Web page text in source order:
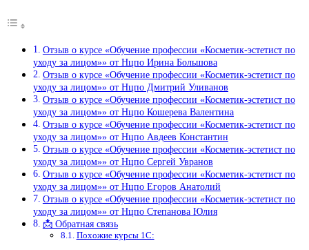
Отзыв о курсе «Обучение профессии «Косметик-эстетист по
уходу за лицом»» от Нцпо Ирина Большова
Отзыв о курсе «Обучение профессии «Косметик-эстетист по
уходу за лицом»» от Нцпо Дмитрий Уливанов
Отзыв о курсе «Обучение профессии «Косметик-эстетист по
уходу за лицом»» от Нцпо Кошерева Валентина
Отзыв о курсе «Обучение профессии «Косметик-эстетист по
уходу за лицом»» от Нцпо Авдеев Константин
Отзыв о курсе «Обучение профессии «Косметик-эстетист по
уходу за лицом»» от Нцпо Сергей Увранов
Отзыв о курсе «Обучение профессии «Косметик-эстетист по
уходу за лицом»» от Нцпо Егоров Анатолий
Отзыв о курсе «Обучение профессии «Косметик-эстетист по
уходу за лицом»» от Нцпо Степанова Юлия
📩 Обратная связь
Похожие курсы 1С: